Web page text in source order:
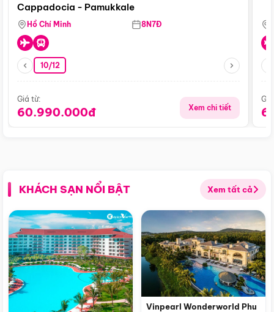
Cappadocia - Pamukkale
Hồ Chí Minh 8N7Đ
10/12
Giá từ:
60.990.000đ Xem chi tiết
KHÁCH SẠN NỔI BẬT Xem tất cả
Vinpearl Wonderworld Phu